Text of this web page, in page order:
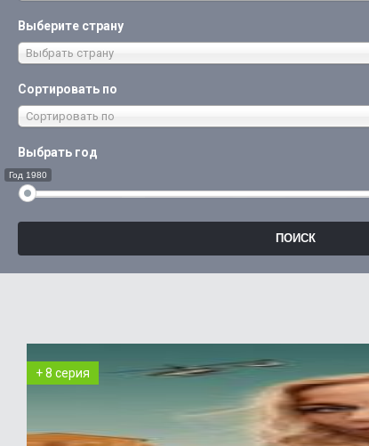
Выберите страну
Выбрать страну
Сортировать по
Сортировать по
Выбрать год
Год 1980
+ 8 серия